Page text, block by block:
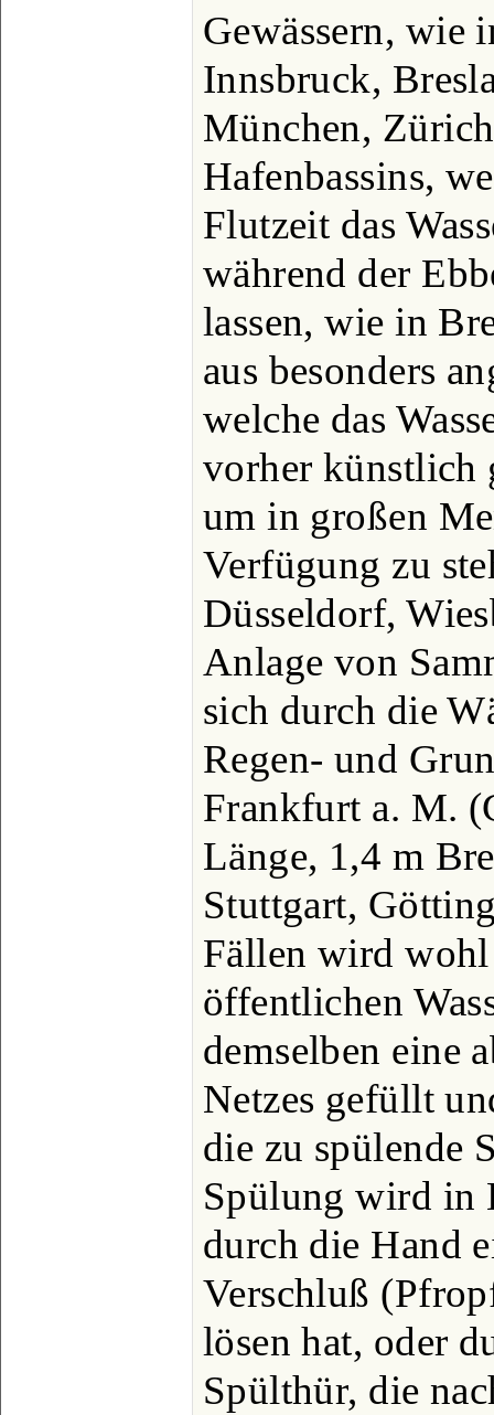
Gewässern, wie
Innsbruck,
München,
Hafenbassins,
Flutzeit das
während der
lassen, wie in
aus besonders
welche das
vorher künstlich
um in großen
Verfügung zu
Düsseldorf,
Anlage von
sich durch die
Regen- und
Frankfurt a. M.
Länge, 1,4 m
Stuttgart,
Fällen wird wohl
öffentlichen
demselben eine
Netzes gefüllt
die zu spülende
Spülung wird in
durch die Hand
Verschluß
lösen hat, oder
Spülthür, die